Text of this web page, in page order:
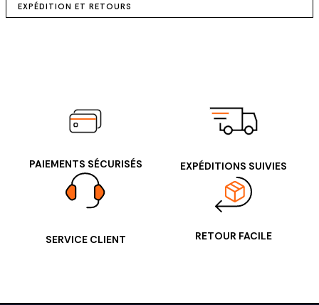
EXPÉDITION ET RETOURS
PAIEMENTS SÉCURISÉS EXPÉDITIONS SUIVIES
SERVICE CLIENT RETOUR FACILE